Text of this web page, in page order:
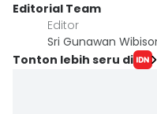
Editorial Team
Editor
Sri Gunawan
Tonton lebih seru di